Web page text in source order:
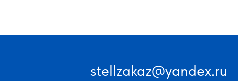
stellzakaz@yandex.ru